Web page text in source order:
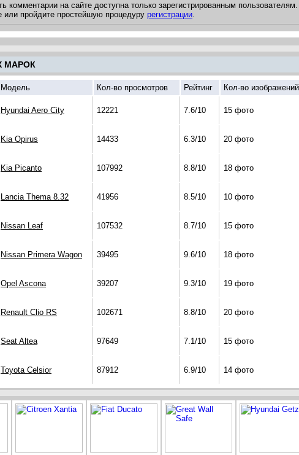
комментарии на сайте доступна только зарегистрированным пользователям.
или пройдите простейшую процедуру регистрации.
МАРОК
Модель Кол-во просмотров Рейтинг Кол-во изображений
Hyundai Aero City 12221 7.6/10 15 фото
Kia Opirus 14433 6.3/10 20 фото
Kia Picanto 107992 8.8/10 18 фото
Lancia Thema 8.32 41956 8.5/10 10 фото
Nissan Leaf 107532 8.7/10 15 фото
Nissan Primera Wagon 39495 9.6/10 18 фото
Opel Ascona 39207 9.3/10 19 фото
Renault Clio RS 102671 8.8/10 20 фото
Seat Altea 97649 7.1/10 15 фото
Toyota Celsior 87912 6.9/10 14 фото